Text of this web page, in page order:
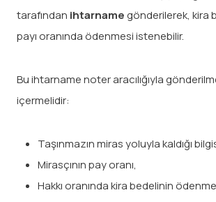
tarafından ihtarnamegönderilerek, kira
payı oranında ödenmesi istenebilir.
Bu ihtarname noter aracılığıyla
içermelidir:
Taşınmazın miras yoluyla kaldığı
Mirasçının pay oranı,
Hakkı oranında kira bedelinin